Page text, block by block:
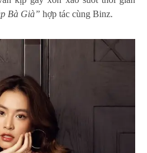
Bà Già” hợp tác cùng Binz.